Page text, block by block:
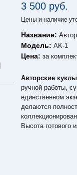
3 500 руб.
Цены и наличие
Название:
Модель:AK-1
Цена:за
Авторские
ручной работы,
единственном
делаются
Высота готового